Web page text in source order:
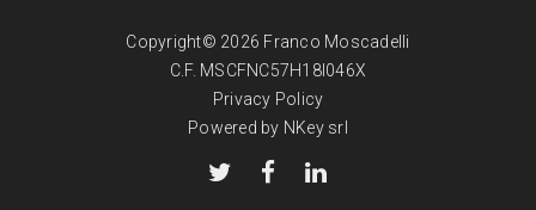
Copyright© 2026 Franco Moscadelli
C.F. MSCFNC57H18I046X
Privacy Policy
Powered by NKey srl